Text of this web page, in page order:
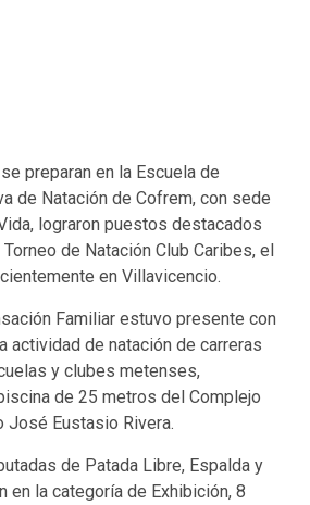
preparan en la Escuela de
de Natación de Cofrem, con sede
lograron puestos destacados
de Natación Club Caribes, el
en Villavicencio.
Familiar estuvo presente con
actividad de natación de carreras
y clubes metenses,
de 25 metros del Complejo
José Eustasio Rivera.
de Patada Libre, Espalda y
en la categoría de Exhibición, 8